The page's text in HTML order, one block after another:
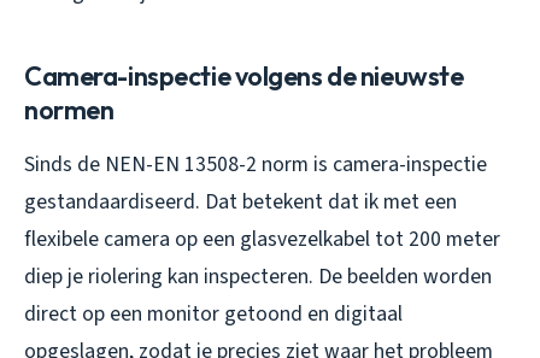
Camera-inspectie volgens de nieuwste
normen
Sinds de NEN-EN 13508-2 norm is camera-inspectie
gestandaardiseerd. Dat betekent dat ik met een
flexibele camera op een glasvezelkabel tot 200 meter
diep je riolering kan inspecteren. De beelden worden
direct op een monitor getoond en digitaal
opgeslagen, zodat je precies ziet waar het probleem